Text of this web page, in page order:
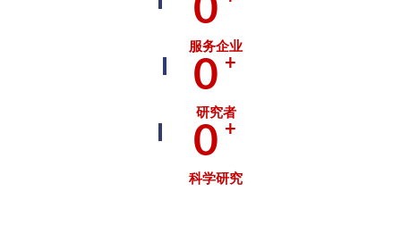
服务企业
0 +
研究者
0 +
科学研究